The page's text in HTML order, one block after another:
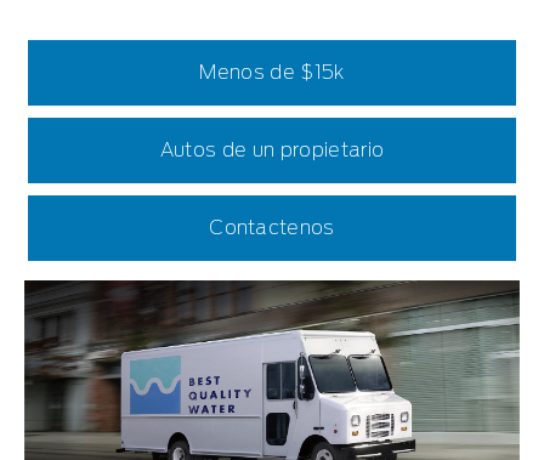
Menos de $15k
Autos de un propietario
Contactenos